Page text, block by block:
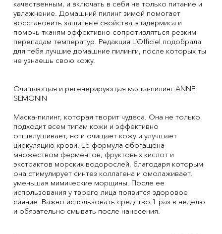
качественным, и включать в себя не только питание и
увлажнение. Домашний пилинг зимой помогает
восстановить защитные свойства эпидермиса и
помочь тканям эффективно сопротивляться резким
перепадам температур. Редакция L’Officiel подобрала
для тебя лучшие домашние пилинги, после которых ты
не узнаешь свою кожу.
Очищающая и регенерирующая маска-пилинг ANNE
SEMONIN
Маска-пилинг, которая творит чудеса. Она не только
подходит всем типам кожи и эффективно
отшелушивает, но и очищает кожу и улучшает
циркуляцию крови. Ее формула обогащена
множеством ферментов, фруктовых кислот и
экстрактов морских водорослей, благодаря которым
она стимулирует синтез коллагена и омолаживает,
уменьшая мимические морщины. После ее
использования у твоего лица появится здоровое
сияние. Важно использовать средство 1 раз в неделю
и обязательно смывать после нанесения.